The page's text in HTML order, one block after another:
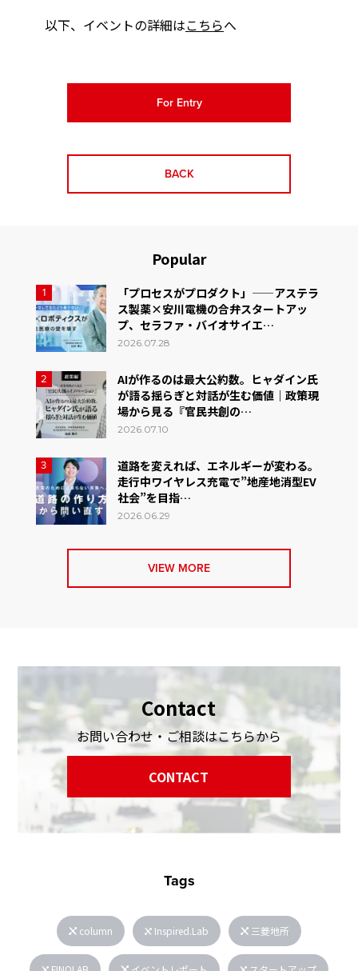
以下、イベントの詳細はこちらへ
For Entry
BACK
Popular
1
「プロセスがプロダクト」——アステラ
ス製薬×安川電機の合弁スタートアッ
プ、セラファ・バイオサイエ…
2026.07.28
2
AIが作るのは最大公約数。ヒャダイン氏
が語る揺らぎと対話が生む価値｜政策現
場から見る『官民共創の…
2026.07.10
3
道路を変えれば、エネルギーが変わる。
走行中ワイヤレス充電で”地産地消型EV
社会”を目指…
2026.06.29
VIEW MORE
Contact
お問い合わせ・ご相談はこちらから
CONTACT
Tags
column Inspired.Lab 三菱地所